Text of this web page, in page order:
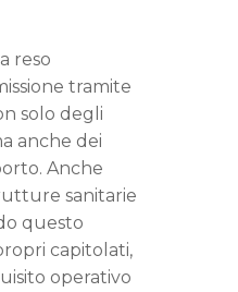
reso
tramite
solo degli
anche dei
Anche
sanitarie
questo
capitolati,
operativo